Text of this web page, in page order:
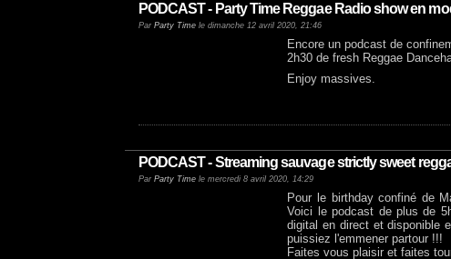
PODCAST - Party Time Reggae Radio show en
Par Party Time le dimanche 12 avril 2020, 21:46
Encore un podcast de
2h30 de fresh Reggae
Enjoy massives.
PODCAST - Streaming sauvage strictly sweet
Par Party Time le mercredi 8 avril 2020, 14:29
Pour le birthday confiné de
Voici le podcast de plus de
digital en direct et disponible
puissiez l'emmener partour !!!
Faites vous plaisir et faites